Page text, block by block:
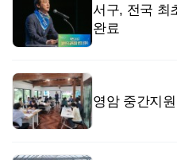
서구, 전국 최
완료
영암 중간지